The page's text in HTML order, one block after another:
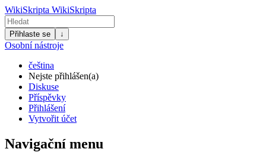
WikiSkripta WikiSkripta
Přihlaste se ↓
Osobní nástroje
čeština
Nejste přihlášen(a)
Diskuse
Příspěvky
Přihlášení
Vytvořit účet
Navigační menu